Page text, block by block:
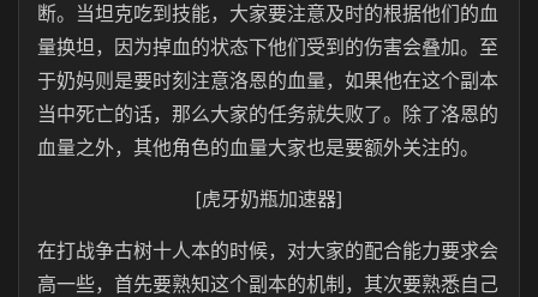
断。当坦克吃到技能，大家要注意及时的根据他们的血
量换坦，因为掉血的状态下他们受到的伤害会叠加。至
于奶妈则是要时刻注意洛恩的血量，如果他在这个副本
当中死亡的话，那么大家的任务就失败了。除了洛恩的
血量之外，其他角色的血量大家也是要额外关注的。
[虎牙奶瓶加速器]
在打战争古树十人本的时候，对大家的配合能力要求会
高一些，首先要熟知这个副本的机制，其次要熟悉自己